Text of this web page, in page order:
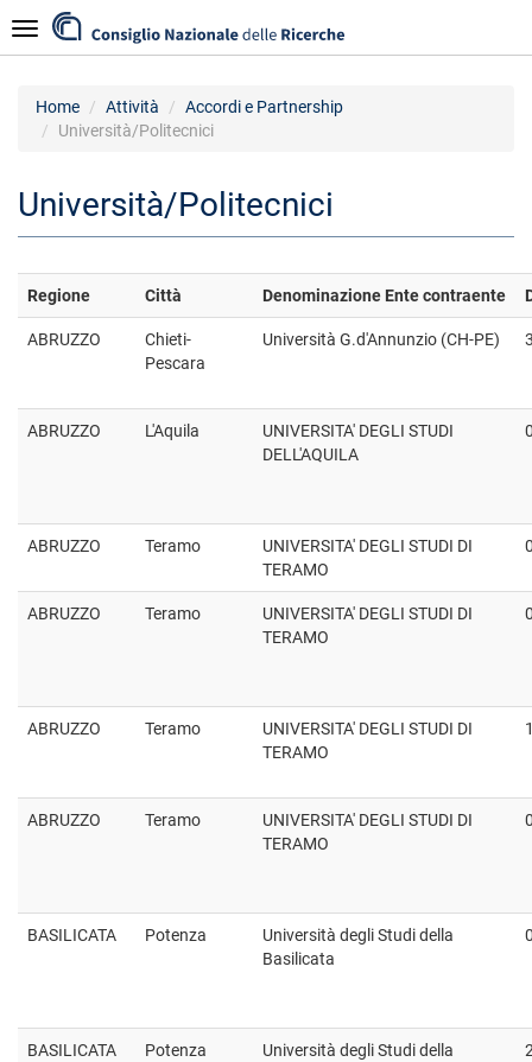
al
contenuto
Navigazione
Home Attività
Accordi e Partnership
Università/Politecnici
Università/Politecnici
Regione Città Denominazione Ente contraente
ABRUZZO
Chieti-
Pescara
Università G.d'Annunzio (CH-PE)
ABRUZZO L'Aquila
UNIVERSITA' DEGLI STUDI
DELL'AQUILA
ABRUZZO Teramo
UNIVERSITA' DEGLI STUDI DI
TERAMO
ABRUZZO Teramo
UNIVERSITA' DEGLI STUDI DI
TERAMO
ABRUZZO Teramo
UNIVERSITA' DEGLI STUDI DI
TERAMO
ABRUZZO Teramo
UNIVERSITA' DEGLI STUDI DI
TERAMO
BASILICATA Potenza
Università degli Studi della
Basilicata
BASILICATA Potenza
Università degli Studi della